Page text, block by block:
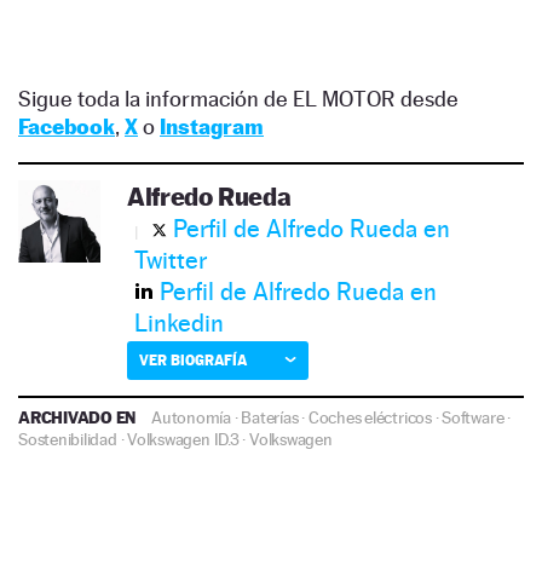
Sigue toda la información de EL MOTOR desde
Facebook, Xo Instagram
Alfredo Rueda
Perfil de Alfredo Rueda en
Twitter
Perfil de Alfredo Rueda en
Linkedin
VER BIOGRAFÍA
ARCHIVADO EN Autonomía·Baterías·Coches eléctricos·Software·
Sostenibilidad ·Volkswagen ID.3·Volkswagen